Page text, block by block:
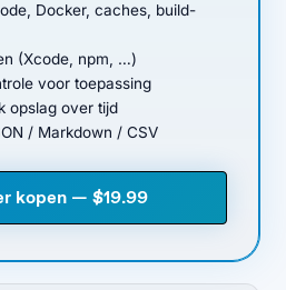
Docker, caches, build-
(Xcode, npm, …)
voor toepassing
opslag over tijd
/ Markdown / CSV
kopen — $19.99